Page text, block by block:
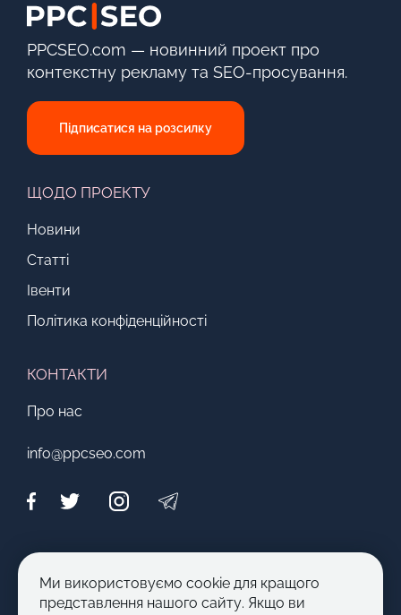
PPCSEO.com — новинний проект про
контекстну рекламу та SEO-просування.
Підписатися на розсилку
ЩОДО ПРОЕКТУ
Новини
Статті
Івенти
Політика конфіденційності
КОНТАКТИ
Про нас
info@ppcseo.com
Стати автором
Ми використовуємо cookie для кращого
представлення нашого сайту. Якщо ви